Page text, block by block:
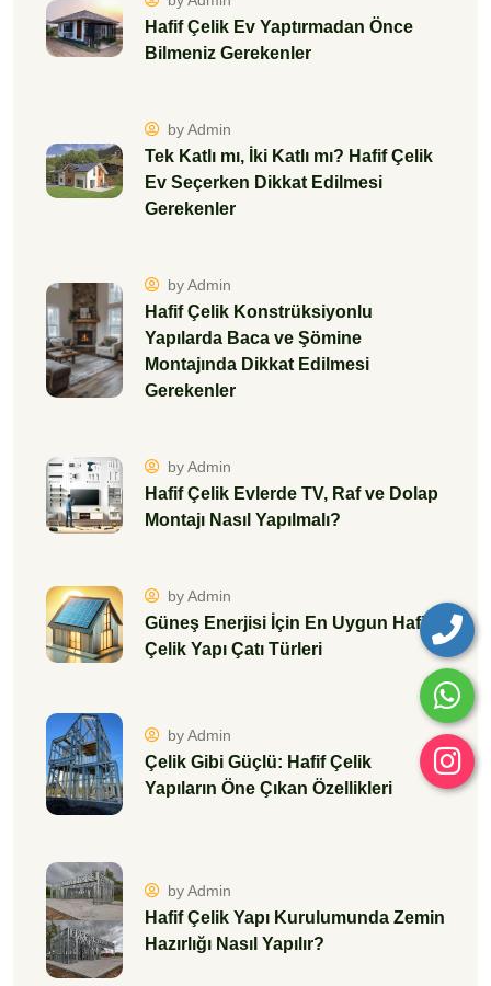
Hafif Çelik Ev Yaptırmadan Önce
Bilmeniz Gerekenler
by Admin
Tek Katlı mı, İki Katlı mı? Hafif Çelik
Ev Seçerken Dikkat Edilmesi
Gerekenler
by Admin
Hafif Çelik Konstrüksiyonlu
Yapılarda Baca ve Şömine
Montajında Dikkat Edilmesi
Gerekenler
by Admin
Hafif Çelik Evlerde TV, Raf ve Dolap
Montajı Nasıl Yapılmalı?
by Admin
Güneş Enerjisi İçin En Uygun Hafif
Çelik Yapı Çatı Türleri
by Admin
Çelik Gibi Güçlü: Hafif Çelik
Yapıların Öne Çıkan Özellikleri
by Admin
Hafif Çelik Yapı Kurulumunda Zemin
Hazırlığı Nasıl Yapılır?